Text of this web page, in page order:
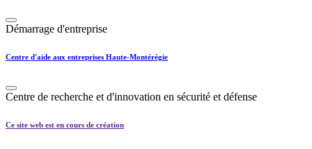
Démarrage d'entreprise
Centre d'aide aux entreprises Haute-Montérégie
Centre de recherche et d'innovation en sécurité et défense
Ce site web est en cours de création